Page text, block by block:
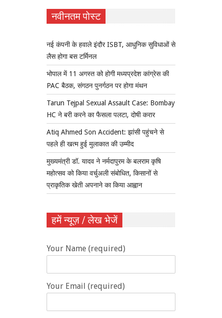
नवीनतम पोस्ट
नई कंपनी के हवाले इंदौर ISBT, आधुनिक सुविधाओं से
लैस होगा बस टर्मिनल
भोपाल में 11 अगस्त को होगी मध्यप्रदेश कांग्रेस की
PAC बैठक, संगठन पुनर्गठन पर होगा मंथन
Tarun Tejpal Sexual Assault Case: Bombay
HC ने बरी करने का फैसला पलटा, दोषी करार
Atiq Ahmed Son Accident: झांसी पहुंचने से
पहले ही खत्म हुई मुलाकात की उम्मीद
मुख्यमंत्री डॉ. यादव ने नर्मदापुरम के बलराम कृषि
महोत्सव को किया वर्चुअली संबोधित, किसानों से
प्राकृतिक खेती अपनाने का किया आह्वान
हमें न्यूज़ / लेख भेजें
Your Name (required)
Your Email (required)